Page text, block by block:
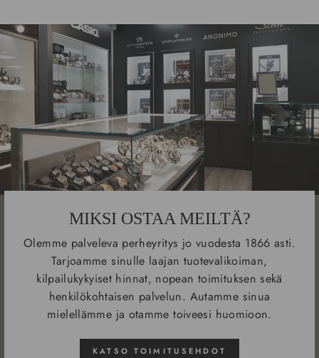
MIKSI OSTAA MEILTÄ?
Olemme palveleva perheyritys jo vuodesta 1866 asti.
Tarjoamme sinulle laajan tuotevalikoiman,
kilpailukykyiset hinnat, nopean toimituksen sekä
henkilökohtaisen palvelun. Autamme sinua
mielellämme ja otamme toiveesi huomioon.
KATSO TOIMITUSEHDOT